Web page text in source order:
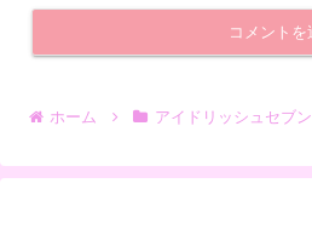
ホーム アイドリッシュセブン